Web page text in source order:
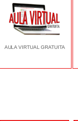
AULA VIRTUAL GRATUITA